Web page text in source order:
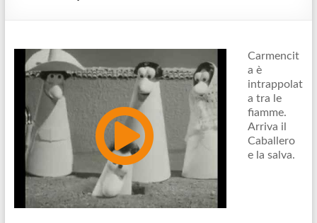
Carmencit
a è
intrappolat
a tra le
fiamme.
Arriva il
Caballero
e la salva.